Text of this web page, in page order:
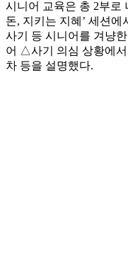
시니어 교육은 총 2부로
돈, 지키는 지혜’ 세션
사기 등 시니어를 겨냥
어 △사기 의심 상황에
차 등을 설명했다.